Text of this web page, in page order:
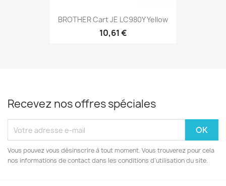
BROTHER Cart JE LC980Y Yellow
10,61 €
Recevez nos offres spéciales
Vous pouvez vous désinscrire à tout moment. Vous trouverez pour cela
nos informations de contact dans les conditions d'utilisation du site.